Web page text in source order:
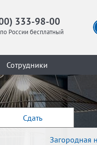
333-98-00
России бесплатный
Сотрудники
Сдать
Загородная